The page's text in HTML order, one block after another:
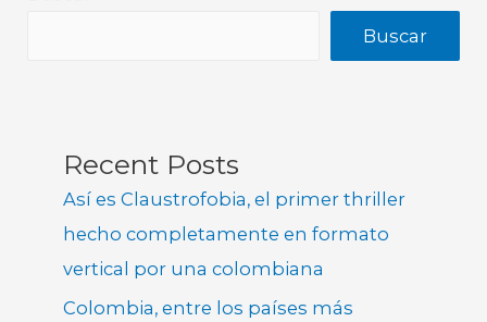
Buscar
Recent Posts
Así es Claustrofobia, el primer thriller
hecho completamente en formato
vertical por una colombiana
Colombia, entre los países más